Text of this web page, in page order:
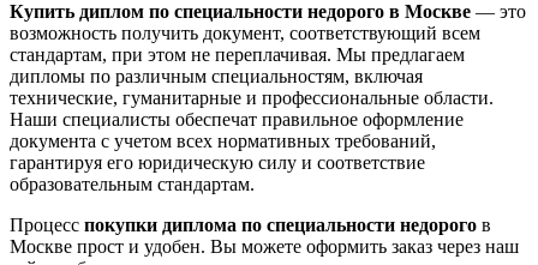
Купить диплом по специальности недорого в Москве — это
возможность получить документ, соответствующий всем
стандартам, при этом не переплачивая. Мы предлагаем
дипломы по различным специальностям, включая
технические, гуманитарные и профессиональные области.
Наши специалисты обеспечат правильное оформление
документа с учетом всех нормативных требований,
гарантируя его юридическую силу и соответствие
образовательным стандартам.
Процесс покупки диплома по специальности недорого в
Москве прост и удобен. Вы можете оформить заказ через наш